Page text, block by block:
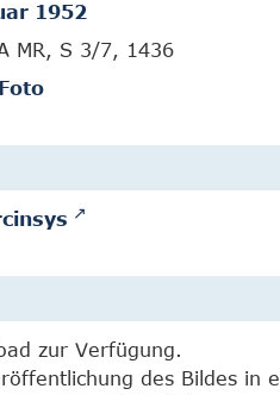
1952
MR, S 3/7, 1436
zur Verfügung.
des Bildes in